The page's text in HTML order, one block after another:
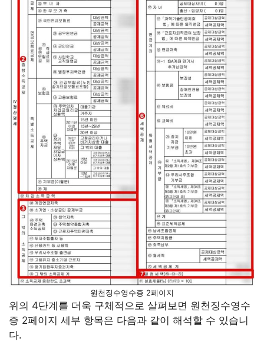
원천징수영수증 2페이지
위의 4단계를 더욱 구체적으로 살펴보면 원천징수영수
증 2페이지 세부 항목은 다음과 같이 해석할 수 있습니
다.